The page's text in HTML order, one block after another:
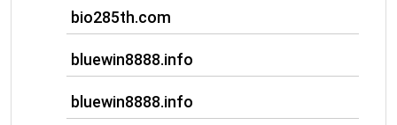
bio285th.com
bluewin8888.info
bluewin8888.info